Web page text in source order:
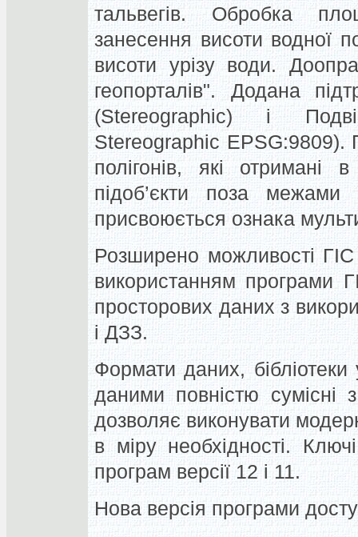
тальвегів. Обробка
занесення висоти водної
висоти урізу води.
геопорталів". Додана
(Stereographic) і
Stereographic EPSG:9809).
полігонів, які отримані
підоб’єкти поза межами
присвоюється ознака
Розширено можливості ГІС
використанням програми
просторових даних з
і ДЗЗ.
Формати даних, бібліотеки
даними повністю
дозволяє виконувати
в міру необхідності.
програм версії 12 і 11.
Нова версія програми